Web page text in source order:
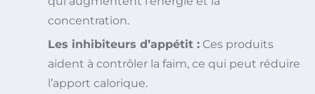
concentration.
Les inhibiteurs d’appétit : Ces produits
aident à contrôler la faim, ce qui peut réduire
l’apport calorique.